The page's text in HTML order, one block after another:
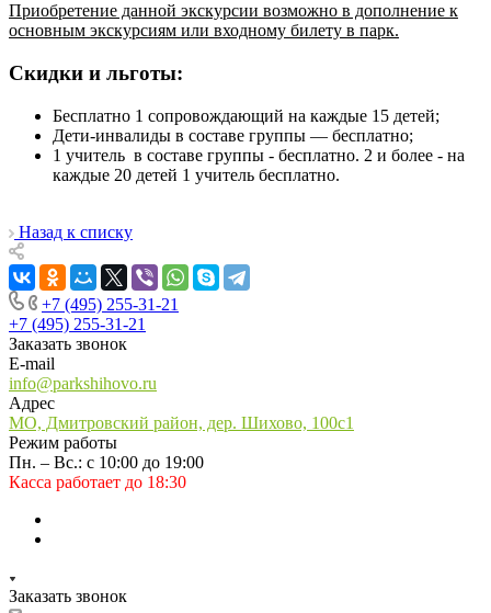
Приобретение данной экскурсии возможно в дополнение к
основным экскурсиям или входному билету в парк.
Скидки и льготы:
Бесплатно 1 сопровождающий на каждые 15 детей;
Дети-инвалиды в составе группы — бесплатно;
1 учитель в составе группы - бесплатно. 2 и более - на
каждые 20 детей 1 учитель бесплатно.
Назад к списку
+7 (495) 255-31-21
+7 (495) 255-31-21
Заказать звонок
E-mail
info@parkshihovo.ru
Адрес
МО, Дмитровский район, дер. Шихово, 100с1
Режим работы
Пн. – Вс.: с 10:00 до 19:00
Касса работает до 18:30
Заказать звонок